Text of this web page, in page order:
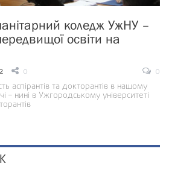
коледж УжНУ –
освіти на
0
0
аспірантів та докторантів в нашому
– нині в Ужгородському університеті